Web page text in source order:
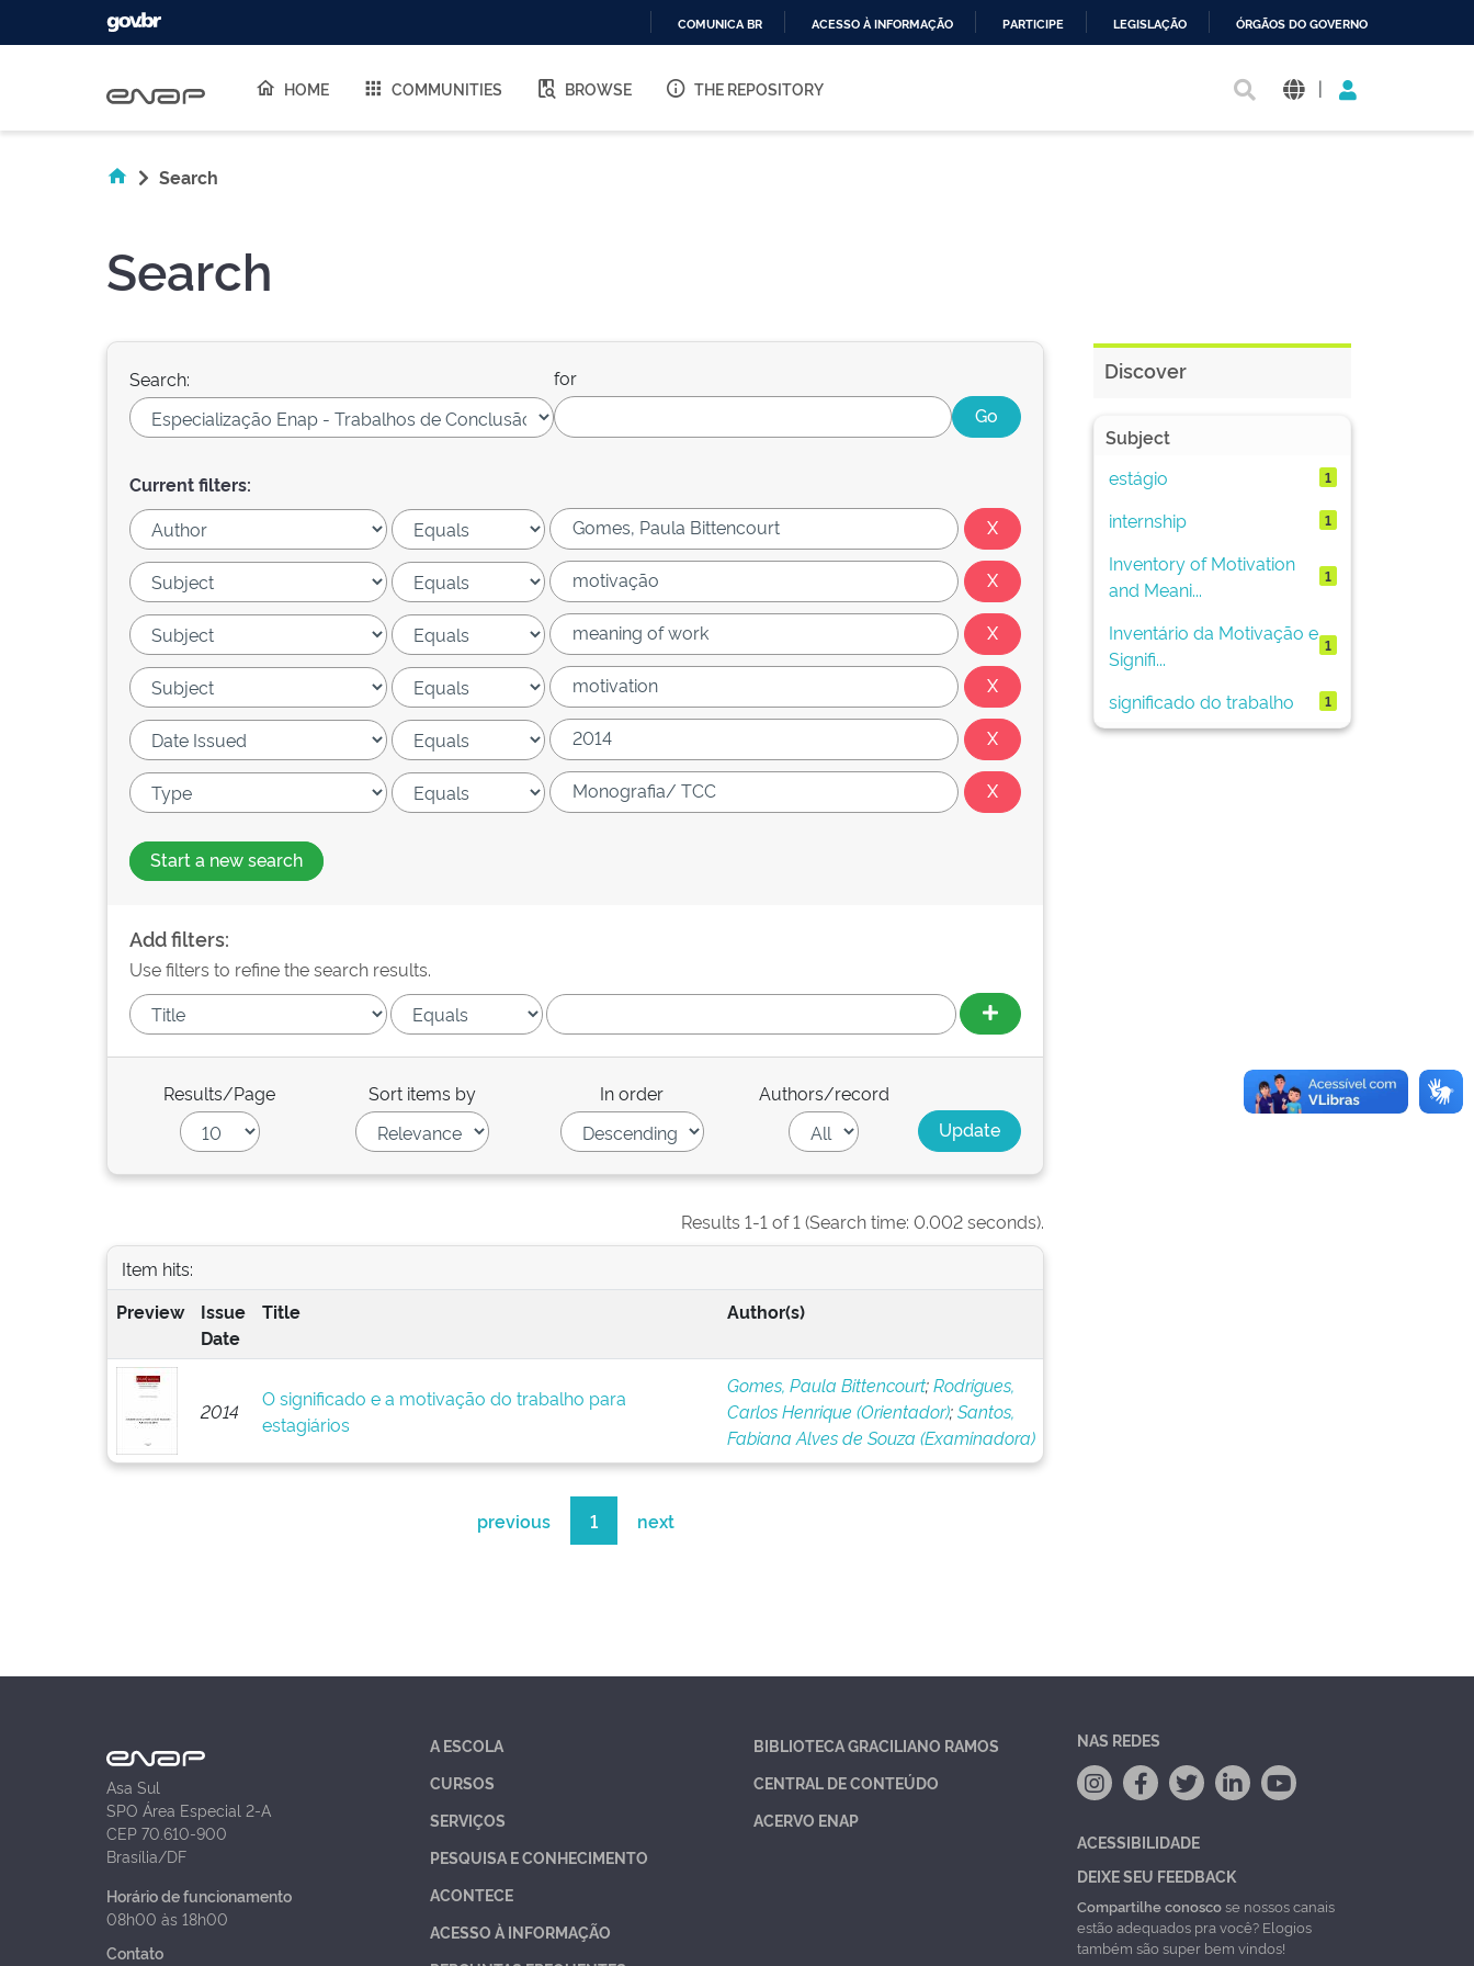
O
COMUNICA BR ACESSO À INFORMAÇÃO PARTICIPE LEGISLAÇÃO ÓRGÃOS DO GOVERNO
HOME COMMUNITIES BROWSE THE REPOSITORY |
Search
Search
Search: for
Current filters:
Start a new search
Add filters:
Use filters to refine the search results.
Results/Page Sort items by In order Authors/record
Results 1-1 of 1 (Search time: 0.002 seconds).
Item hits:
Preview
Issue
Date
Title Author(s)
2014
O significado e a motivação do trabalho para
estagiários
Gomes, Paula Bittencourt;Rodrigues,
Carlos Henrique (Orientador);Santos,
Fabiana Alves de Souza (Examinadora)
previous 1 next
Discover
Subject
estágio
1
internship 1
Inventory of Motivation
and Meani...
1
Inventário da Motivação e
Signifi...
1
significado do trabalho 1
Asa Sul
SPO Área Especial 2-A
CEP 70.610-900
Brasília/DF
Horário de funcionamento
08h00 às 18h00
Contato
A ESCOLA
CURSOS
SERVIÇOS
PESQUISA E CONHECIMENTO
ACONTECE
ACESSO À INFORMAÇÃO
BIBLIOTECA GRACILIANO RAMOS
CENTRAL DE CONTEÚDO
ACERVO ENAP
NAS REDES
ACESSIBILIDADE
DEIXE SEU FEEDBACK
Compartilhe conoscose nossos canais
estão adequados pra você? Elogios
também são super bem vindos!